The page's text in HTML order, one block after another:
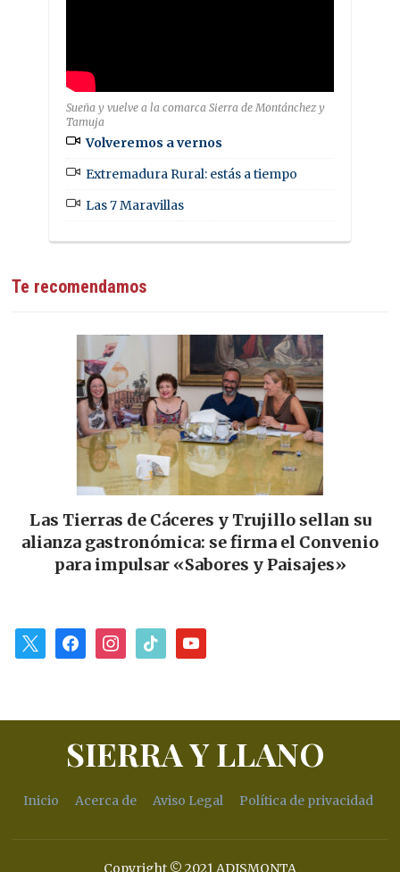
Sueña y vuelve a la comarca Sierra de Montánchez y
Tamuja
Volveremos a vernos
Extremadura Rural: estás a tiempo
Las 7 Maravillas
Te recomendamos
Las Tierras de Cáceres y Trujillo sellan su
alianza gastronómica: se firma el Convenio
para impulsar «Sabores y Paisajes»
facebookinstagram
tiktok youtube
SIERRA Y LLANO
Inicio Acerca de Aviso Legal Política de privacidad
Copyright © 2021 ADISMONTA